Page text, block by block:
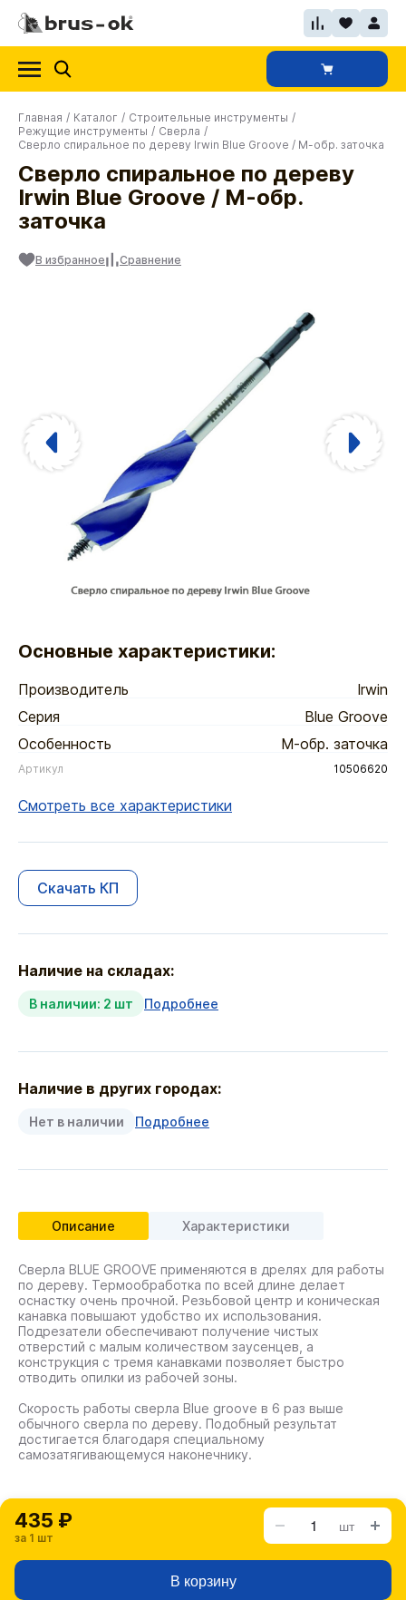
Главная / Каталог / Строительные инструменты /
Режущие инструменты / Сверла /
Сверло спиральное по дереву Irwin Blue Groove / М-обр. заточка
Сверло спиральное по дереву
Irwin Blue Groove / М-обр.
заточка
В избранное Сравнение
Основные характеристики:
Производитель
Irwin
Серия
Blue Groove
Особенность
М-обр. заточка
Артикул 10506620
Смотреть все характеристики
Скачать КП
Наличие на складах:
В наличии: 2 шт Подробнее
Наличие в других городах:
Нет в наличии Подробнее
Описание Характеристики
Сверла BLUE GROOVE применяются в дрелях для работы
по дереву. Термообработка по всей длине делает
оснастку очень прочной. Резьбовой центр и коническая
канавка повышают удобство их использования.
Подрезатели обеспечивают получение чистых
отверстий с малым количеством заусенцев, а
конструкция с тремя канавками позволяет быстро
отводить опилки из рабочей зоны.
Скорость работы сверла Blue groove в 6 раз выше
обычного сверла по дереву. Подобный результат
достигается благодаря специальному
самозатягивающемуся наконечнику.
435 ₽
за 1 шт
шт
В корзину